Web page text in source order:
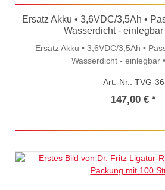
Ersatz Akku • 3,6VDC/3,5Ah • Passend zu TA Serie •
Wasserdicht - einlegbar
Ersatz Akku • 3,6VDC/3,5Ah • Passend zu TA Serie •
Wasserdicht - einlegbar
Art.-Nr.: TVG-36
147,00 € *